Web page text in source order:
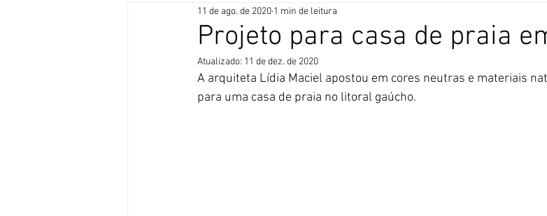
Projeto para casa de praia
11 de ago. de 2020 1 min de leitura
Atualizado: 11 de dez. de 2020
A arquiteta Lídia Maciel apostou em cores neutras e materiais
para uma casa de praia no litoral gaúcho.